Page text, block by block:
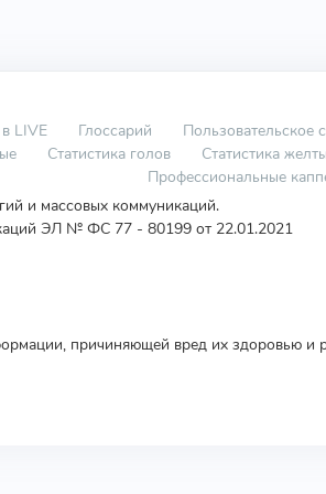
LIVE Глоссарий
Пользовательское
Статистика голов
Статистика
Профессиональные
и массовых коммуникаций.
ЭЛ № ФС 77 - 80199 от 22.01.2021
причиняющей вред их здоровью и